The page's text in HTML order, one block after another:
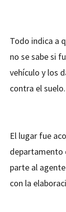
Todo indica a
no se sabe si
vehículo y los
contra el suelo.
El lugar fue
departamento
parte al
con la